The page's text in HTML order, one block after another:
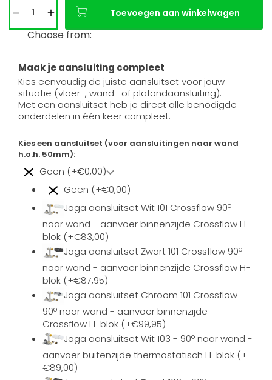
Toevoegen aan winkelwagen
Choose from:
Maak je aansluiting compleet
Kies eenvoudig de juiste aansluitset voor jouw
situatie (vloer-, wand- of plafondaansluiting).
Met een aansluitset heb je direct alle benodigde
onderdelen in één keer compleet.
Kies een aansluitset (voor aansluitingen naar wand
h.o.h. 50mm):
Geen (+€0,00)
Geen (+€0,00)
Jaga aansluitset Wit 101 Crossflow 90º
naar wand - aanvoer binnenzijde Crossflow H-
blok (+€83,00)
Jaga aansluitset Zwart 101 Crossflow 90º
naar wand - aanvoer binnenzijde Crossflow H-
blok (+€87,95)
Jaga aansluitset Chroom 101 Crossflow
90º naar wand - aanvoer binnenzijde
Crossflow H-blok (+€99,95)
Jaga aansluitset Wit 103 - 90º naar wand -
aanvoer buitenzijde thermostatisch H-blok (+
€89,00)